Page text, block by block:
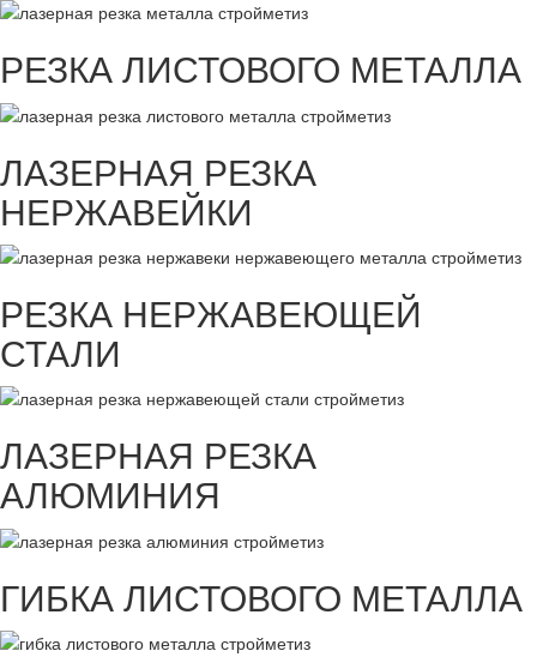
РЕЗКА ЛИСТОВОГО МЕТАЛЛА
ЛАЗЕРНАЯ РЕЗКА
НЕРЖАВЕЙКИ
РЕЗКА НЕРЖАВЕЮЩЕЙ
СТАЛИ
ЛАЗЕРНАЯ РЕЗКА
АЛЮМИНИЯ
ГИБКА ЛИСТОВОГО МЕТАЛЛА